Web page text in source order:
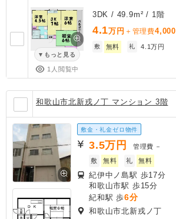
もっと見る
1人閲覧中
3DK / 49.9m² / 1階
4.1万円 ＋管理費4,000
敷 無料 礼 4.1万円
和歌山市北新戎ノ丁 マンション 3階
敷金・礼金ゼロ物件
3.5万円 管理費 －
敷
無料 礼 無料
紀伊中ノ島駅 歩17分
和歌山市駅 歩15分
紀和駅 歩6分
和歌山市北新戎ノ丁